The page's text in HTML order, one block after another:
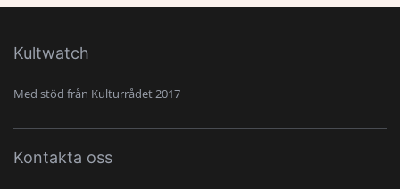
Kultwatch
Med stöd från Kulturrådet 2017
Kontakta oss